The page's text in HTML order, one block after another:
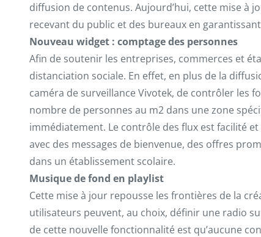
diffusion de contenus. Aujourd’hui, cette mise à
recevant du public et des bureaux en
Nouveau widget : comptage des personnes
Afin de soutenir les entreprises, commerces et
distanciation sociale. En effet, en plus de la
caméra de surveillance Vivotek, de contrôler les
nombre de personnes au m2 dans une zone
immédiatement. Le contrôle des flux est facilité
avec des messages de bienvenue, des offres
dans un établissement scolaire.
Musique de fond en playlist
Cette mise à jour repousse les frontières de la
utilisateurs peuvent, au choix, définir une radio
de cette nouvelle fonctionnalité est qu’aucune